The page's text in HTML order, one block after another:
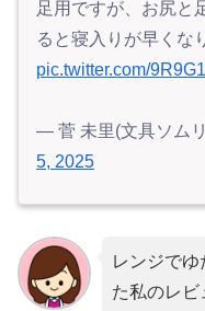
足用ですが、お尻と
ると寝入りが早くな
pic.twitter.com/
— 菅 未里(文具ソム
5, 2025
レンジで
た私のレ